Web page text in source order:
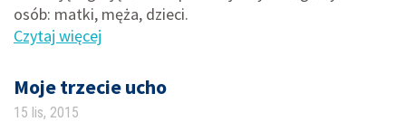
osób: matki, męża, dzieci.
Czytaj więcej
Moje trzecie ucho
15 lis, 2015